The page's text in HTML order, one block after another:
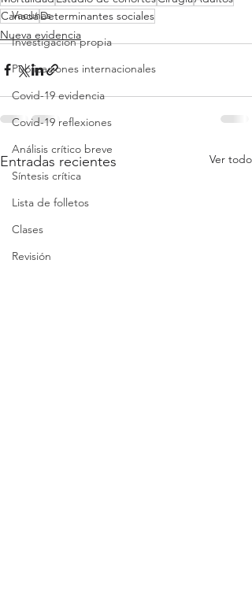
Vacunas
Investigacion propia
Publicaciones internacionales
Covid-19 evidencia
Covid-19 reflexiones
Análisis crítico breve
Síntesis crítica
Lista de folletos
Clases
Revisión
CanadáDeterminantes sociales
Nueva evidencia
Entradas recientes Ver todo